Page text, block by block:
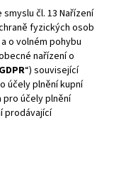
čl. 13 Nařízení
fyzických osob
o volném pohybu
nařízení o
“) související
účely plnění kupní
pro účely plnění
prodávající